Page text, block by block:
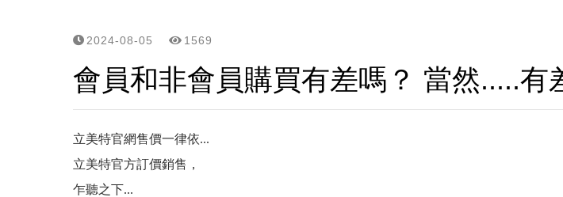
毛囊甦活純露...解決毛囊縮小化...頭髮變細軟,變稀疏...
立美特免沖洗護髮親民版...MCT一點靈上市了！
網站選單改版...之後頭皮/頭髮問題探討改到...
2024-08-05 1569
會員和非會員購買有差嗎？ 當然.....有
立美特官網售價一律依...
立美特官方訂價銷售，
乍聽之下...